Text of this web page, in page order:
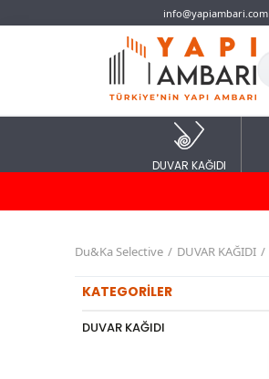
info@yapiambari.com
DUVAR KAĞIDI
Du&Ka Selective DUVAR KAĞIDI
KATEGORİLER
DUVAR KAĞIDI